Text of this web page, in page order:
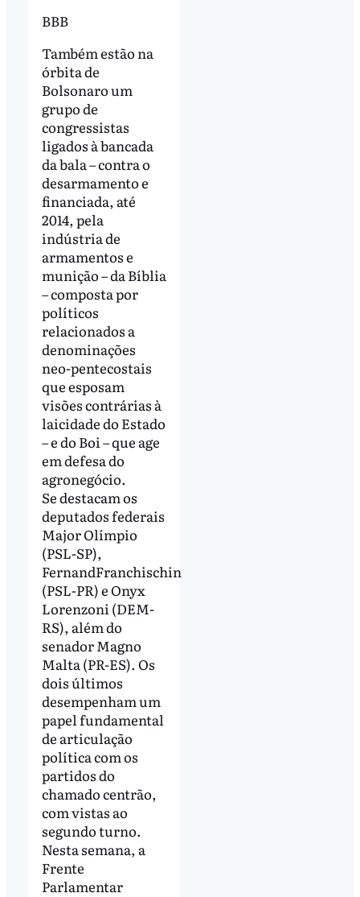
BBB
Também estão na
órbita de
Bolsonaro um
grupo de
congressistas
ligados à bancada
da bala – contra o
desarmamento e
financiada, até
2014, pela
indústria de
armamentos e
munição – da Bíblia
– composta por
políticos
relacionados a
denominações
neo-pentecostais
que esposam
visões contrárias à
laicidade do Estado
– e do Boi – que age
em defesa do
agronegócio.
Se destacam os
deputados federais
Major Olímpio
(PSL-SP),
FernandFranchischin
(PSL-PR) e Onyx
Lorenzoni (DEM-
RS), além do
senador Magno
Malta (PR-ES). Os
dois últimos
desempenham um
papel fundamental
de articulação
política com os
partidos do
chamado centrão,
com vistas ao
segundo turno.
Nesta semana, a
Frente
Parlamentar